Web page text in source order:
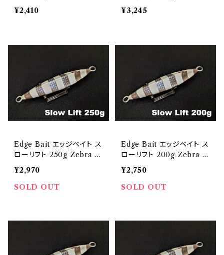
¥2,410
low
¥3,245
Edge Bait エッジベイト ス
ローリフト 250g Zebra G
low
¥2,970
SOLD OUT
Edge Bait エッジベイト ス
ローリフト 200g Zebra G
low
¥2,750
SOLD OUT